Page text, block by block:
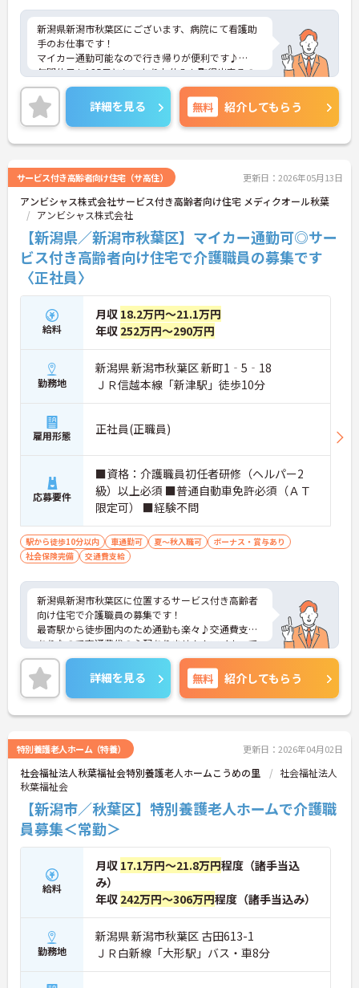
新潟県新潟市秋葉区にございます、病院にて看護助
手のお仕事です！
マイカー通勤可能なので行き帰りが便利です♪
年間休日も125日としっかりお休みも取得出来るの
で、ワークライフバランスを大切にしたい方にオス
スメです★
ご興味のある方は、マイナビ介護職までお問い合わ
せください。
詳細を見る 無料 紹介してもらう
サービス付き高齢者向け住宅（サ高住） 更新日：2026年05月13日
アンビシャス株式会社サービス付き高齢者向け住宅 メディクオール秋葉
アンビシャス株式会社
【新潟県／新潟市秋葉区】マイカー通勤可◎サー
ビス付き高齢者向け住宅で介護職員の募集です
〈正社員〉
給料
月収 18.2万円～21.1万円
年収 252万円～290万円
勤務地
新潟県 新潟市秋葉区 新町1‐5‐18
ＪＲ信越本線「新津駅」徒歩10分
雇用形態 正社員(正職員)
応募要件
■資格：介護職員初任者研修（ヘルパー2
級）以上必須 ■普通自動車免許必須（ＡＴ
限定可） ■経験不問
駅から徒歩10分以内 車通勤可 夏～秋入職可
ボーナス・賞与あり
社会保険完備
交通費支給
新潟県新潟市秋葉区に位置するサービス付き高齢者
向け住宅で介護職員の募集です！
最寄駅から徒歩圏内のため通勤も楽々♪交通費支給
ありなので交通費代の心配ありません！マイカーで
の通勤もOK！昇給や賞与制度があり、頑張りが評価
されてしっかりと還元されます。さらに各種手当も
あるのは嬉しいポイントです◎フォロー体制もあ
り、経験に関わらず安心してスタートできます。
こちらの求人にご興味がございましたら面接のポイ
ます。
詳細を見る 無料 紹介してもらう
特別養護老人ホーム（特養） 更新日：2026年04月02日
社会福祉法人秋葉福祉会特別養護老人ホームこうめの里
社会福祉法人
秋葉福祉会
【新潟市／秋葉区】特別養護老人ホームで介護職
員募集＜常勤＞
給料
月収 17.1万円～21.8万円程度（諸手当込
み）
年収 242万円～306万円程度（諸手当込み）
勤務地
新潟県 新潟市秋葉区 古田613-1
ＪＲ白新線「大形駅」バス・車8分